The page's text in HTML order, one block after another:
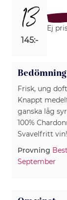
13
145:-
Ej
Bedömning
Frisk, ung
Knappt
ganska låg
100%
Svavelfritt vin!
Provning
September